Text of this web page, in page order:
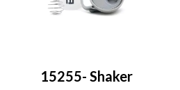
15255- Shaker